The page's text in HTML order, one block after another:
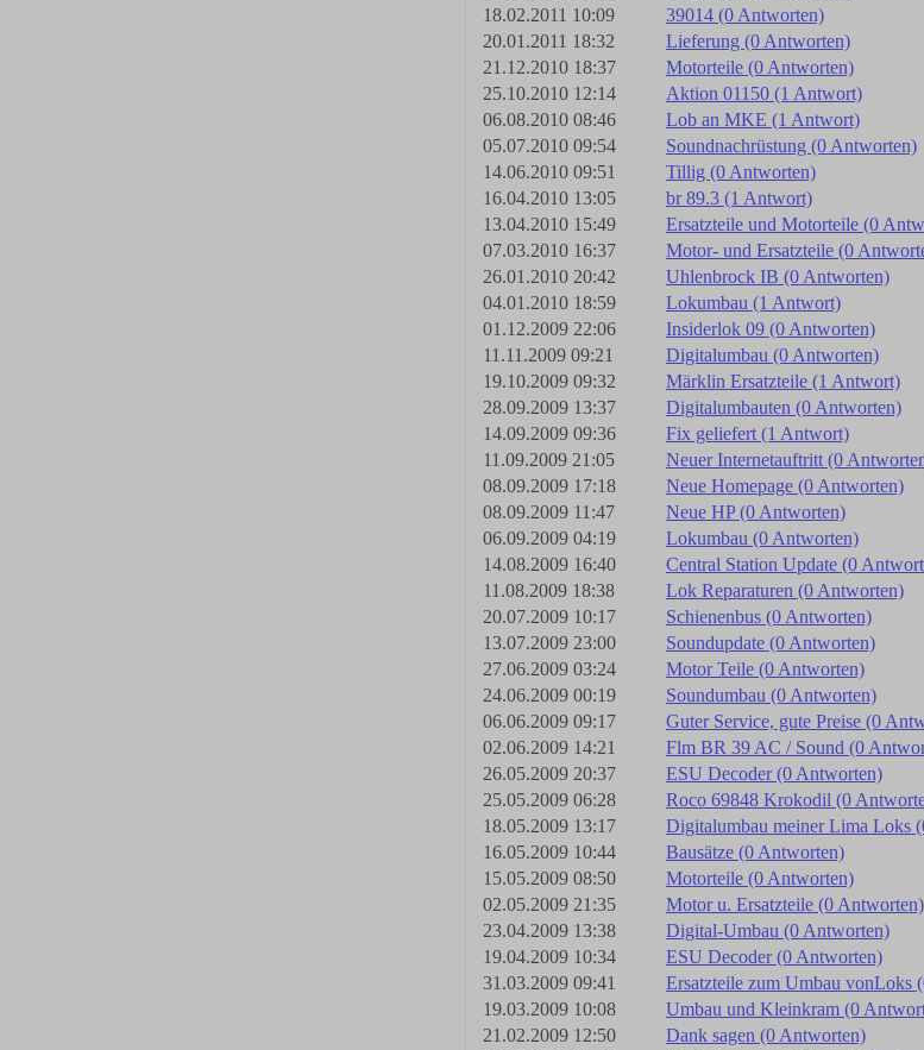
18.02.2011 10:09
39014 (0 Antworten)
20.01.2011 18:32
Lieferung (0 Antworten)
21.12.2010 18:37
Motorteile (0 Antworten)
25.10.2010 12:14
Aktion 01150 (1 Antwort)
06.08.2010 08:46
Lob an MKE (1 Antwort)
05.07.2010 09:54
Soundnachrüstung (0 Antworten)
14.06.2010 09:51
Tillig (0 Antworten)
16.04.2010 13:05
br 89.3 (1 Antwort)
13.04.2010 15:49
Ersatzteile und Motorteile (0
07.03.2010 16:37
Motor- und Ersatzteile (0
26.01.2010 20:42
Uhlenbrock IB (0 Antworten)
04.01.2010 18:59
Lokumbau (1 Antwort)
01.12.2009 22:06
Insiderlok 09 (0 Antworten)
11.11.2009 09:21
Digitalumbau (0 Antworten)
19.10.2009 09:32
Märklin Ersatzteile (1 Antwort)
28.09.2009 13:37
Digitalumbauten (0 Antworten)
14.09.2009 09:36
Fix geliefert (1 Antwort)
11.09.2009 21:05
Neuer Internetauftritt (0
08.09.2009 17:18
Neue Homepage (0 Antworten)
08.09.2009 11:47
Neue HP (0 Antworten)
06.09.2009 04:19
Lokumbau (0 Antworten)
14.08.2009 16:40
Central Station Update (0
11.08.2009 18:38
Lok Reparaturen (0 Antworten)
20.07.2009 10:17
Schienenbus (0 Antworten)
13.07.2009 23:00
Soundupdate (0 Antworten)
27.06.2009 03:24
Motor Teile (0 Antworten)
24.06.2009 00:19
Soundumbau (0 Antworten)
06.06.2009 09:17
Guter Service, gute Preise (0
02.06.2009 14:21
Flm BR 39 AC / Sound (0
26.05.2009 20:37
ESU Decoder (0 Antworten)
25.05.2009 06:28
Roco 69848 Krokodil (0
18.05.2009 13:17
Digitalumbau meiner Lima Loks
16.05.2009 10:44
Bausätze (0 Antworten)
15.05.2009 08:50
Motorteile (0 Antworten)
02.05.2009 21:35
Motor u. Ersatzteile (0 Antworten)
23.04.2009 13:38
Digital-Umbau (0 Antworten)
19.04.2009 10:34
ESU Decoder (0 Antworten)
31.03.2009 09:41
Ersatzteile zum Umbau vonLoks
19.03.2009 10:08
Umbau und Kleinkram (0
21.02.2009 12:50
Dank sagen (0 Antworten)